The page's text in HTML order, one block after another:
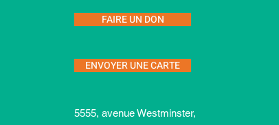
FAIRE UN DON
ENVOYER UNE CARTE
5555, avenue Westminster,